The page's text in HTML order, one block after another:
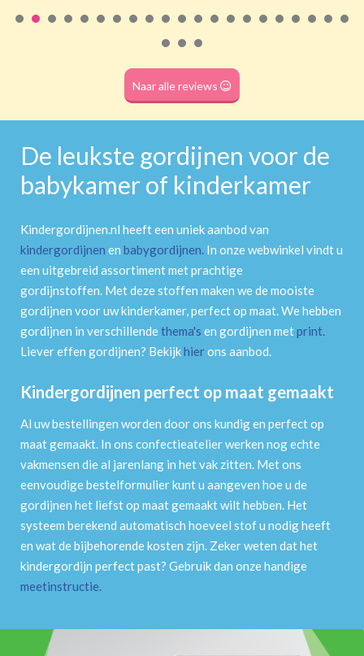
(dubbele tunnel)
Naar alle reviews
De leukste gordijnen voor de
babykamer of kinderkamer
Kindergordijnen.nl heeft een uniek aanbod van
kindergordijnen en babygordijnen. In onze webwinkel vindt u
een uitgebreid assortiment met prachtige
gordijnstoffen. Met deze stoffen maken we de mooiste
gordijnen voor uw kinderkamer, perfect op maat. We hebben
gordijnen in verschillendethema's en gordijnen metprint.
Liever effen gordijnen? Bekijkhierons aanbod.
Kindergordijnen perfect op maat gemaakt
Al uw bestellingen worden door ons kundig en perfect op
maat gemaakt. In ons confectieatelier werken nog echte
vakmensen die al jarenlang in het vak zitten. Met ons
eenvoudige bestelformulier kunt u aangeven hoe u de
gordijnen het liefst op maat gemaakt wilt hebben. Het
systeem berekend automatisch hoeveel stof u nodig heeft
en wat de bijbehorende kosten zijn. Zeker weten dat het
kindergordijn perfect past? Gebruik dan onze handige
meetinstructie.